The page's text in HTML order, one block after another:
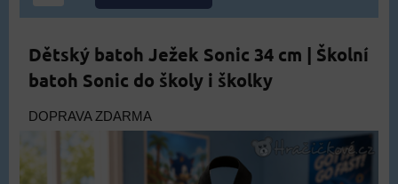
Dětský batoh Ježek Sonic 34 cm | Školní
batoh Sonic do školy i školky
DOPRAVA ZDARMA